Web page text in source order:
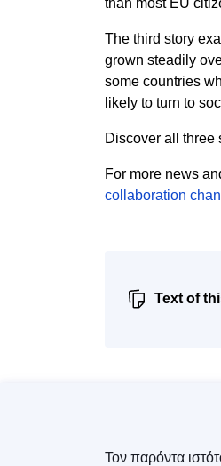
than most EU
The third story
grown steadily
some countries
likely to turn to
Discover all three
For more news
collaboration
Text of
Τον παρόντα